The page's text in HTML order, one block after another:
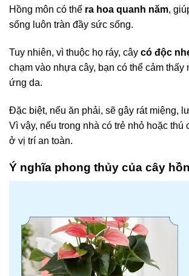
Hồng môn có thể ra hoa quanh năm,
sống luôn tràn đầy sức sống.
Tuy nhiên, vì thuộc họ ráy, cây có độc
chạm vào nhựa cây, bạn có thể cảm thấy
ứng da.
Đặc biệt, nếu ăn phải, sẽ gây rát miệng,
Vì vậy, nếu trong nhà có trẻ nhỏ hoặc thú
ở vị trí an toàn.
Ý nghĩa phong thủy của cây